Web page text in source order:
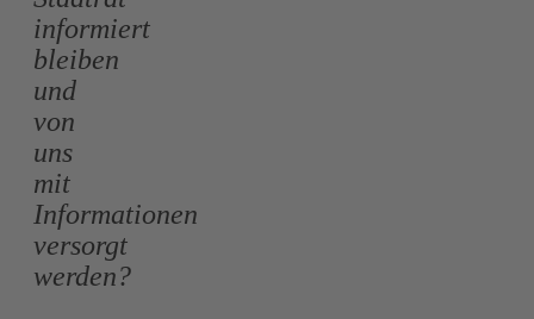
informiert
bleiben
und
von
uns
mit
Informationen
versorgt
werden?